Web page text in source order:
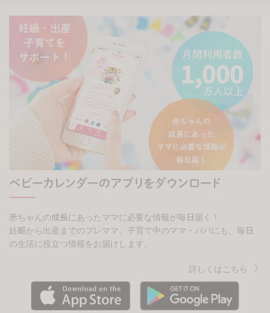
赤ちゃんの成長にあったママに必要な情報が毎日届く！
妊娠から出産までのプレママ、子育て中のママ・パパにも、毎日
の生活に役立つ情報をお届けします。
詳しくはこちら